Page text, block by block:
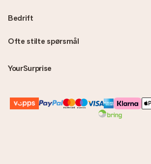
Ofte stilte spørsmål
YourSurprise
Bedrift